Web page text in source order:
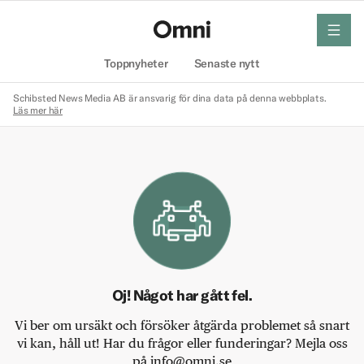
Toppnyheter Senaste nytt
meny
Schibsted News Media AB är ansvarig för dina data på denna webbplats.
Läs mer här
Oj! Något har gått fel.
Vi ber om ursäkt och försöker åtgärda problemet så snart
vi kan, håll ut! Har du frågor eller funderingar? Mejla oss